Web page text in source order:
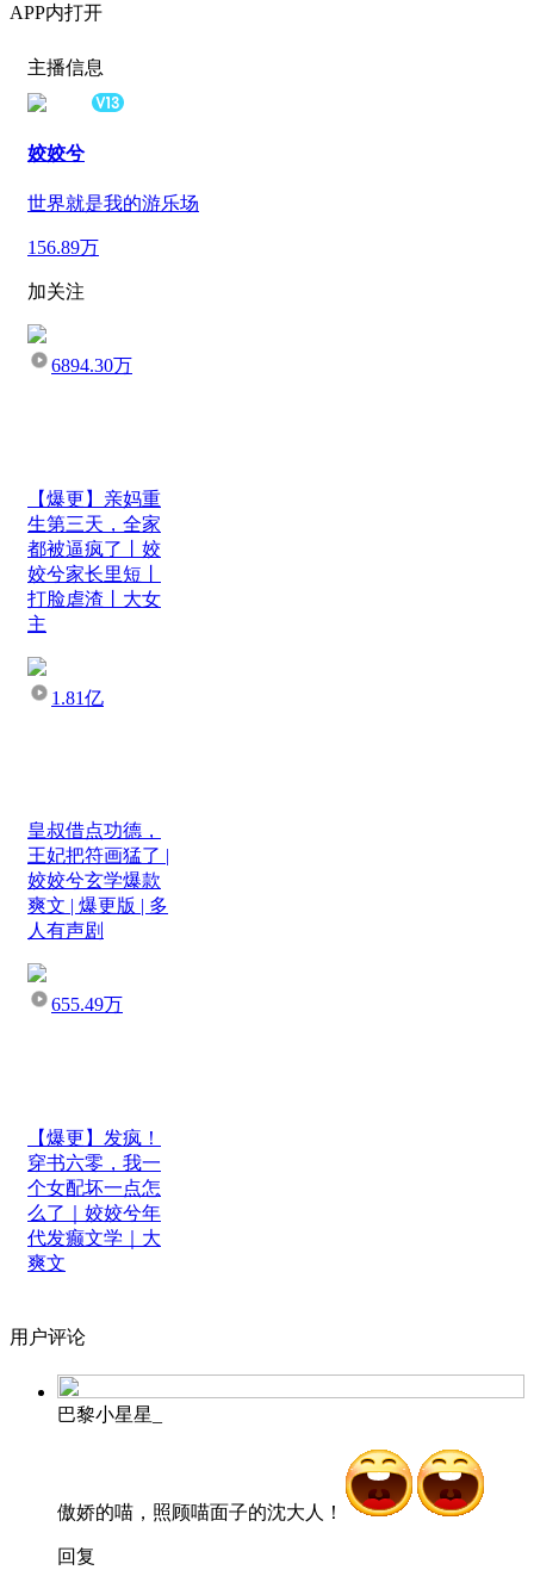
APP内打开
主播信息
姣姣兮
世界就是我的游乐场
156.89万
加关注
6894.30万
【爆更】亲妈重
生第三天，全家
都被逼疯了丨姣
姣兮家长里短丨
打脸虐渣丨大女
主
1.81亿
皇叔借点功德，
王妃把符画猛了 |
姣姣兮玄学爆款
爽文 | 爆更版 | 多
人有声剧
655.49万
【爆更】发疯！
穿书六零，我一
个女配坏一点怎
么了｜姣姣兮年
代发癫文学｜大
爽文
用户评论
巴黎小星星_
傲娇的喵，照顾喵面子的沈大人！
回复